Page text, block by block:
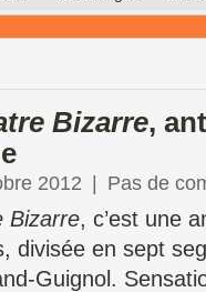
Bizarre,
2012 Pas de
Bizarre, c’est une
divisée en sept
Guignol.